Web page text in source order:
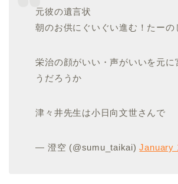
元彼の遺言状
朝のお供にぐいぐい進む！たーの
栄治の顔がいい・声がいいを元に
うだろうか
津々井先生は小日向文世さんで
— 澄空 (@sumu_taikai)January